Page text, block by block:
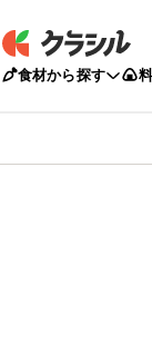
食材から探す